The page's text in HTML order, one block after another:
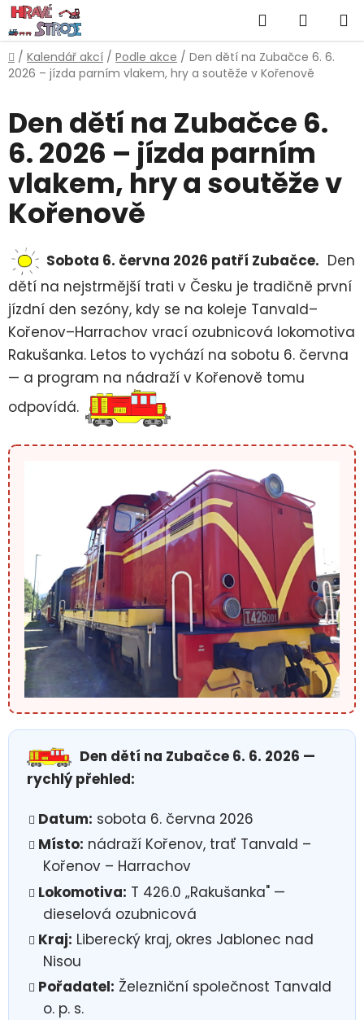
Přejít
na
obsah
Hledat
KOŠÍK
Domů
/ Kalendář akcí / Podle akce / Den dětí na Zubačce 6. 6.
2026 – jízda parním vlakem, hry a soutěže v Kořenově
Den dětí na Zubačce 6.
6. 2026 – jízda parním
vlakem, hry a soutěže v
Kořenově
Sobota 6. června 2026 patří Zubačce. Den
dětí na nejstrmější trati v Česku je tradičně první
jízdní den sezóny, kdy se na koleje Tanvald–
Kořenov–Harrachov vrací ozubnicová lokomotiva
Rakušanka. Letos to vychází na sobotu 6. června
— a program na nádraží v Kořenově tomu
odpovídá.
Den dětí na Zubačce 6. 6. 2026 —
rychlý přehled:
Datum: sobota 6. června 2026
Místo: nádraží Kořenov, trať Tanvald –
Kořenov – Harrachov
Lokomotiva: T 426.0 „Rakušanka" —
dieselová ozubnicová
Kraj: Liberecký kraj, okres Jablonec nad
Nisou
Pořadatel: Železniční společnost Tanvald
o. p. s.